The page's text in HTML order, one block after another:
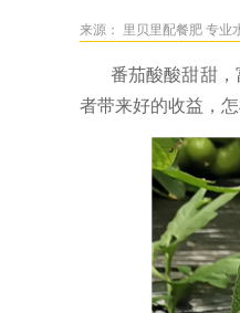
来源： 里贝里配餐肥 专业
番茄酸酸甜甜
者带来好的收益，